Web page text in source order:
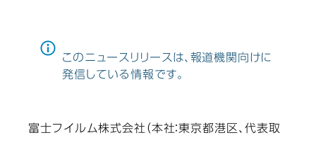
このニュースリリースは、報道機関向けに
発信している情報です。
富士フイルム株式会社（本社：東京都港区、代表取